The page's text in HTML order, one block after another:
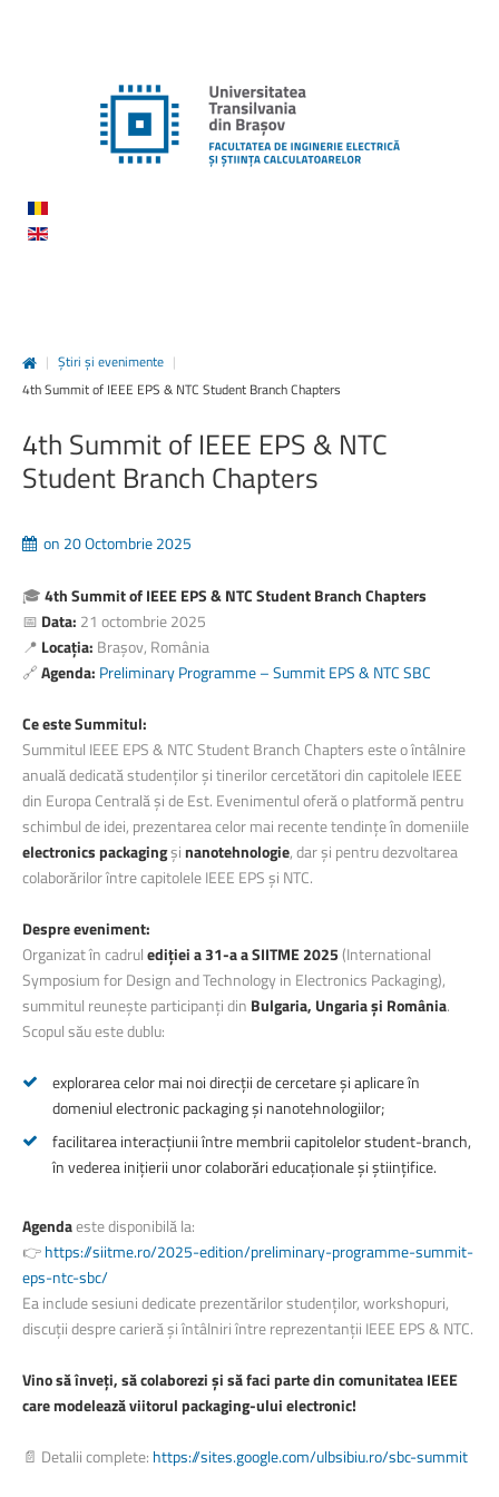
| Știri și evenimente |
4th Summit of IEEE EPS & NTC Student Branch Chapters
4th Summitof IEEE EPS & NTC
Student Branch Chapters
on 20 Octombrie 2025
🎓4th Summit of IEEE EPS & NTC Student Branch Chapters
📅 Data: 21 octombrie 2025
📍 Locația: Brașov, România
🔗Agenda: Preliminary Programme – Summit EPS & NTC SBC
Ce este Summitul:
Summitul IEEE EPS & NTC Student Branch Chapters este o întâlnire
anuală dedicată studenților și tinerilor cercetători din capitolele IEEE
din Europa Centrală și de Est. Evenimentul oferă o platformă pentru
schimbul de idei, prezentarea celor mai recente tendințe în domeniile
electronics packagingșinanotehnologie, dar și pentru dezvoltarea
colaborărilor între capitolele IEEE EPS și NTC.
Despre eveniment:
Organizat în cadrulediției a 31-a a SIITME 2025(International
Symposium for Design and Technology in Electronics Packaging),
summitul reunește participanți din Bulgaria, Ungaria și România.
Scopul său este dublu:
explorarea celor mai noi direcții de cercetare și aplicare în
domeniul electronic packaging și nanotehnologiilor;
facilitarea interacțiunii între membrii capitolelor student-branch,
în vederea inițierii unor colaborări educaționale și științifice.
Agendaeste disponibilă la:
👉https://siitme.ro/2025-edition/preliminary-programme-summit-
eps-ntc-sbc/
Ea include sesiuni dedicate prezentărilor studenților, workshopuri,
discuții despre carieră și întâlniri între reprezentanții IEEE EPS & NTC.
Vino să înveți, să colaborezi și să faci parte din comunitatea IEEE
care modelează viitorul packaging-ului electronic!
📄 Detalii complete: https://sites.google.com/ulbsibiu.ro/sbc-summit